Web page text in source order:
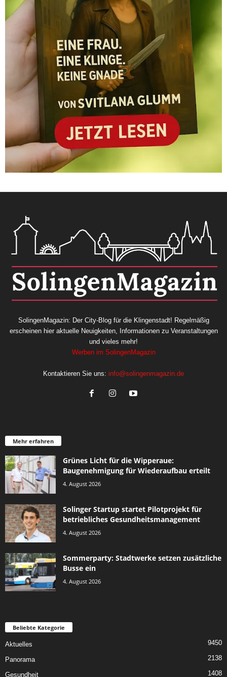
SolingenMagazin: Der City-Blog für die Klingenstadt! Regelmäßig
erscheinen hier aktuelle Neuigkeiten, Informationen zu Veranstaltungen
und vieles mehr!
Werben im SolingenMagazin
Kontaktieren Sie uns: info@solingenmagazin.de
Mehr erfahren
Grünes Licht für die Wipperaue:
Baugenehmigung für Wiederaufbau erteilt
4. August 2026
Solinger Startup startet Pilotprojekt für
betriebliches Gesundheitsmanagement
4. August 2026
Sommerparty: Stadtwerke setzen zusätzliche
Busse ein
4. August 2026
Beliebte Kategorie
Aktuelles 9450
Panorama 2138
Gesundheit 1408